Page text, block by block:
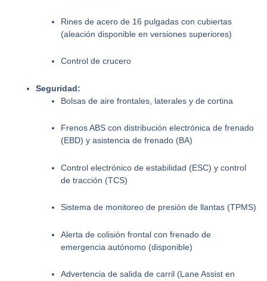
Rines de acero de 16 pulgadas con cubiertas
(aleación disponible en versiones superiores)
Control de crucero
Seguridad:
Bolsas de aire frontales, laterales y de cortina
Frenos ABS con distribución electrónica de frenado
(EBD) y asistencia de frenado (BA)
Control electrónico de estabilidad (ESC) y control
de tracción (TCS)
Sistema de monitoreo de presión de llantas (TPMS)
Alerta de colisión frontal con frenado de
emergencia autónomo (disponible)
Advertencia de salida de carril (Lane Assist en